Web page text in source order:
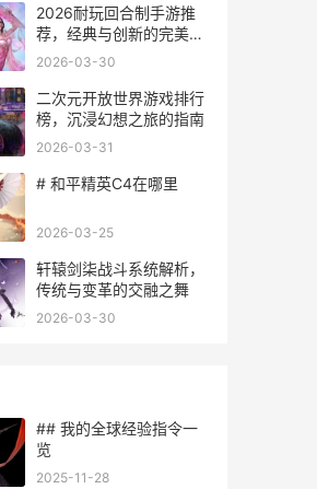
2026耐玩回合制手游推
荐，经典与创新的完美融
合
2026-03-30
二次元开放世界游戏排行
榜，沉浸幻想之旅的指南
2026-03-31
# 和平精英C4在哪里
2026-03-25
轩辕剑柒战斗系统解析，
传统与变革的交融之舞
2026-03-30
## 我的全球经验指令一
览
2025-11-28